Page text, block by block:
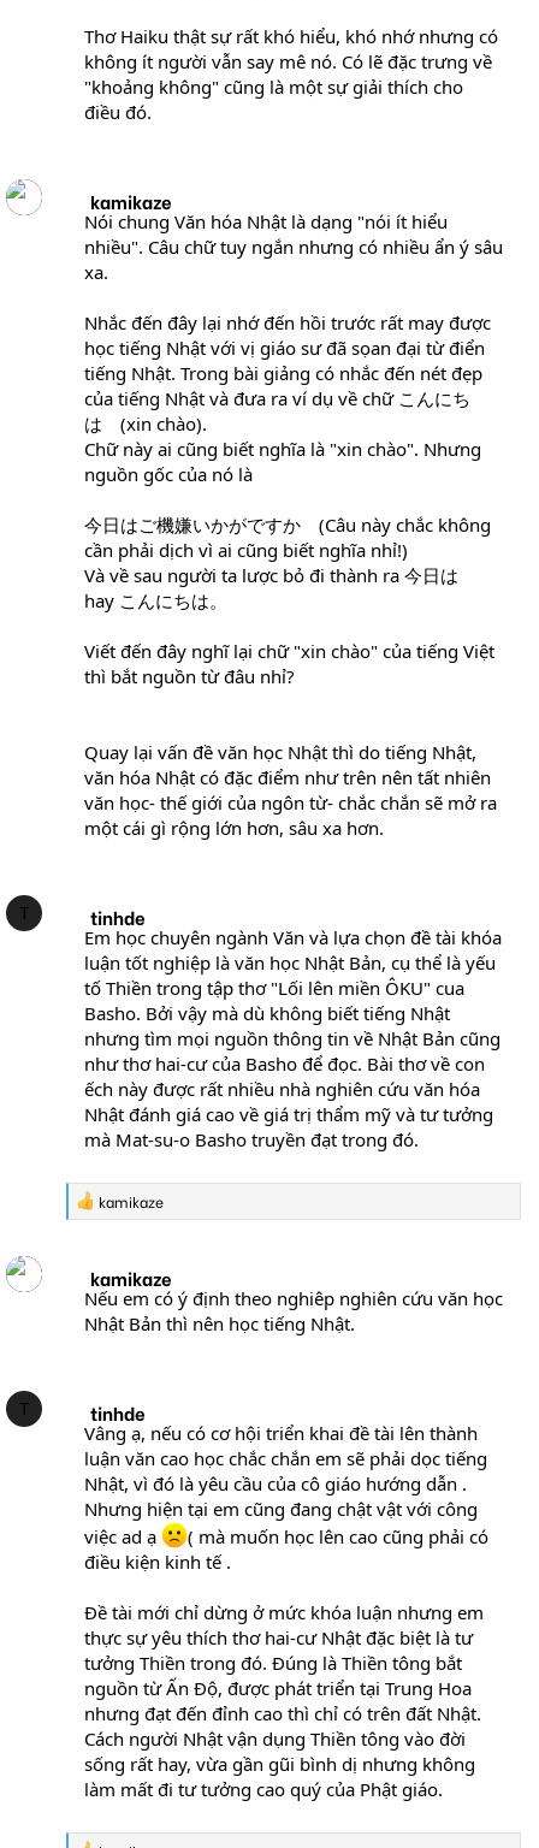
Thơ Haiku thật sự rất khó hiểu, khó nhớ nhưng có
không ít người vẫn say mê nó. Có lẽ đặc trưng về
"khoảng không" cũng là một sự giải thích cho
điều đó.
kamikaze
Nói chung Văn hóa Nhật là dạng "nói ít hiểu
nhiều". Câu chữ tuy ngắn nhưng có nhiều ẩn ý sâu
xa.
Nhắc đến đây lại nhớ đến hồi trước rất may được
học tiếng Nhật với vị giáo sư đã sọan đại từ điển
tiếng Nhật. Trong bài giảng có nhắc đến nét đẹp
của tiếng Nhật và đưa ra ví dụ về chữ こんにち
は (xin chào).
Chữ này ai cũng biết nghĩa là "xin chào". Nhưng
nguồn gốc của nó là
今日はご機嫌いかがですか (Câu này chắc không
cần phải dịch vì ai cũng biết nghĩa nhỉ!)
Và về sau người ta lược bỏ đi thành ra 今日は
hay こんにちは。
Viết đến đây nghĩ lại chữ "xin chào" của tiếng Việt
thì bắt nguồn từ đâu nhỉ?
Quay lại vấn đề văn học Nhật thì do tiếng Nhật,
văn hóa Nhật có đặc điểm như trên nên tất nhiên
văn học- thế giới của ngôn từ- chắc chắn sẽ mở ra
một cái gì rộng lớn hơn, sâu xa hơn.
T tinhde
Em học chuyên ngành Văn và lựa chọn đề tài khóa
luận tốt nghiệp là văn học Nhật Bản, cụ thể là yếu
tố Thiền trong tập thơ "Lối lên miền ÔKU" cua
Basho. Bởi vậy mà dù không biết tiếng Nhật
nhưng tìm mọi nguồn thông tin về Nhật Bản cũng
như thơ hai-cư của Basho để đọc. Bài thơ về con
ếch này được rất nhiều nhà nghiên cứu văn hóa
Nhật đánh giá cao về giá trị thẩm mỹ và tư tưởng
mà Mat-su-o Basho truyền đạt trong đó.
R
e
t
i
o
n
kamikaze
kamikaze
Nếu em có ý định theo nghiêp nghiên cứu văn học
Nhật Bản thì nên học tiếng Nhật.
T tinhde
Vâng ạ, nếu có cơ hội triển khai đề tài lên thành
luận văn cao học chắc chắn em sẽ phải dọc tiếng
Nhật, vì đó là yêu cầu của cô giáo hướng dẫn .
Nhưng hiện tại em cũng đang chật vật với công
việc ad ạ
( mà muốn học lên cao cũng phải có
điều kiện kinh tế .
Đề tài mới chỉ dừng ở mức khóa luận nhưng em
thực sự yêu thích thơ hai-cư Nhật đặc biệt là tư
tưởng Thiền trong đó. Đúng là Thiền tông bắt
nguồn từ Ấn Độ, được phát triển tại Trung Hoa
nhưng đạt đến đỉnh cao thì chỉ có trên đất Nhật.
Cách người Nhật vận dụng Thiền tông vào đời
sống rất hay, vừa gần gũi bình dị nhưng không
làm mất đi tư tưởng cao quý của Phật giáo.